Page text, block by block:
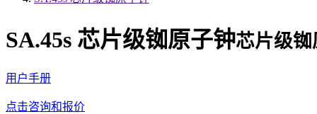
SA.45s 芯片级铷原子钟芯片级
用户手册
点击咨询和报价